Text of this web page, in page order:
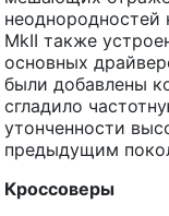
MkII также
основных
были добавлены
сгладило
утонченности
предыдущим
Кроссоверы